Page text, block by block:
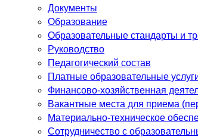
Документы
Образование
Образовательные стандарты и
Руководство
Педагогический состав
Платные образовательные
Финансово-хозяйственная
Вакантные места для приема
Материально-техническое
Сотрудничество с